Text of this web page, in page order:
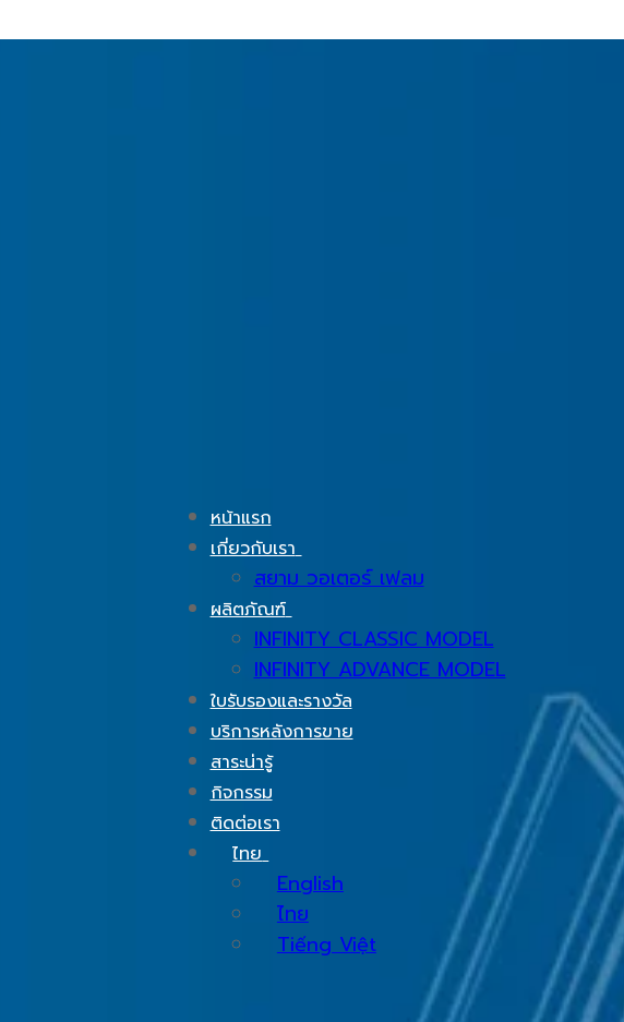
หน้าแรก
เกี่ยวกับเรา
สยาม วอเตอร์ เฟลม
ผลิตภัณฑ์
INFINITY CLASSIC MODEL
INFINITY ADVANCE MODEL
ใบรับรองและรางวัล
บริการหลังการขาย
สาระน่ารู้
กิจกรรม
ติดต่อเรา
ไทย
English
ไทย
Tiếng Việt